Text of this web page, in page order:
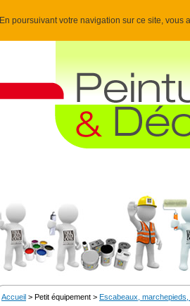
En poursuivant votre navigation sur ce site,
Accueil > Petit équipement > Escabeaux,